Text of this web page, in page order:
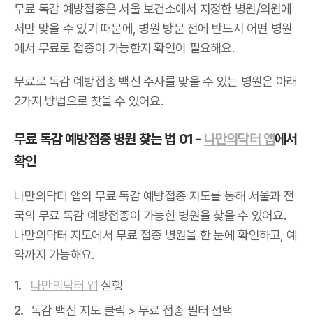
무료 독감 예방접종은 서울 보건소에서 지정한 병원/의원에
서만 맞을 수 있기 때문에, 병원 방문 전에 반드시 어떤 병원
에서 무료로 접종이 가능한지 확인이 필요해요.
무료로 독감 예방접종 백신 주사를 맞을 수 있는 병원은 아래
2가지 방법으로 찾을 수 있어요.
무료 독감 예방접종 병원 찾는 법 01 - 나만의닥터 앱에서
확인
나만의닥터 앱의 무료 독감 예방접종 지도를 통해 서울과 전
국의 무료 독감 예방접종이 가능한 병원을 찾을 수 있어요.
나만의닥터 지도에서 무료 접종 병원을 한 눈에 확인하고, 예
약까지 가능해요.
나만의닥터 앱 실행
독감 백신 지도 클릭 > 무료 접종 필터 선택